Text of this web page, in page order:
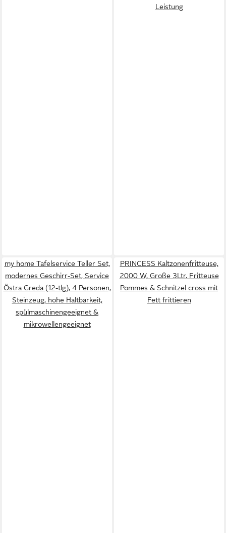
Leistung
my home Tafelservice Teller Set,
modernes Geschirr-Set, Service
Östra Greda (12-tlg), 4 Personen,
Steinzeug, hohe Haltbarkeit,
spülmaschinengeeignet &
mikrowellengeeignet
PRINCESS Kaltzonenfritteuse,
2000 W, Große 3Ltr. Fritteuse
Pommes & Schnitzel cross mit
Fett frittieren